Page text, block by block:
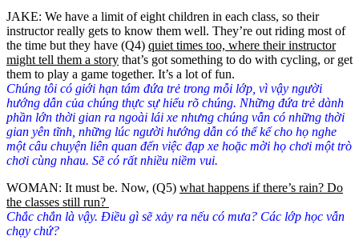
JAKE: We have a limit of eight children in each class, so their
instructor really gets to know them well. They’re out riding most of
the time but they have (Q4) quiet times too, where their instructor
might tell them a story that’s got something to do with cycling, or get
them to play a game together. It’s a lot of fun.
Chúng tôi có giới hạn tám đứa trẻ trong mỗi lớp, vì vậy người
hướng dẫn của chúng thực sự hiểu rõ chúng. Những đứa trẻ dành
phần lớn thời gian ra ngoài lái xe nhưng chúng vẫn có những thời
gian yên tĩnh, những lúc người hướng dẫn có thể kể cho họ nghe
một câu chuyện liên quan đến việc đạp xe hoặc mời họ chơi một trò
chơi cùng nhau. Sẽ có rất nhiều niềm vui.
WOMAN: It must be. Now, (Q5) what happens if there’s rain? Do
the classes still run?
Chắc chắn là vậy. Điều gì sẽ xảy ra nếu có mưa? Các lớp học vẫn
chạy chứ?